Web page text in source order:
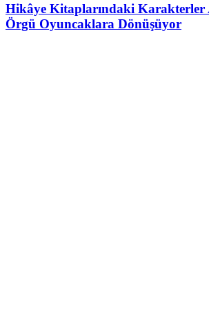
Hikâye Kitaplarındaki Karakterler
Örgü Oyuncaklara Dönüşüyor